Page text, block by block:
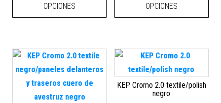
OPCIONES
OPCIONES
KEP Cromo 2.0 textile/polish
negro